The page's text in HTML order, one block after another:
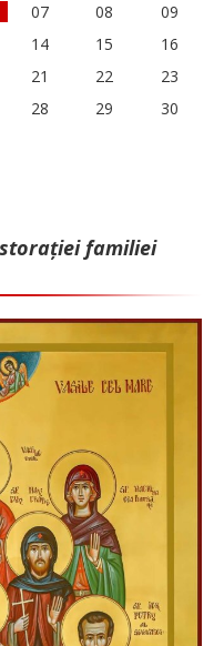
07 08
09
14 15
16
21 22
23
28 29
30
familiei